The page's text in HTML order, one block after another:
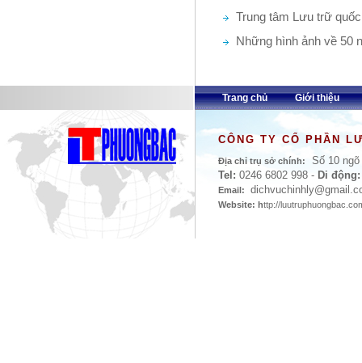
Nguyễn 1802-1945”
Trung tâm Lưu trữ
nhận Bằng khen của
Những hình ảnh về 50
Trang chủ Giới thiệu
CÔNG TY CỔ PHẦN
Địa chỉ trụ sở chính:
Số 10
Tel: 0246 6802 998 - Di động:
Email: dichvuchinhly
Website: http://